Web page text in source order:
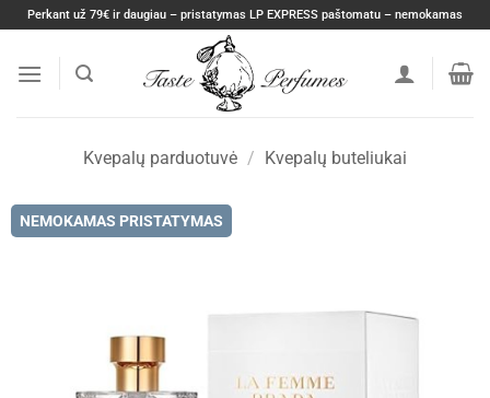
Skip
content
Perkant už 79€ ir daugiau – pristatymas LP EXPRESS paštomatu – nemokamas
Kvepalų parduotuvė / Kvepalų buteliukai
NEMOKAMAS PRISTATYMAS